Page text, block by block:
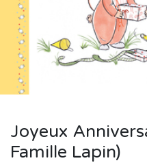
Joyeux
Famille Lapin)